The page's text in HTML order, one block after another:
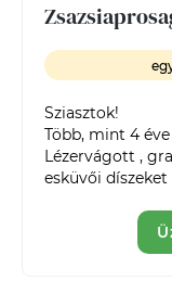
Sziasztok!
Több, mint 4
Lézervágott ,